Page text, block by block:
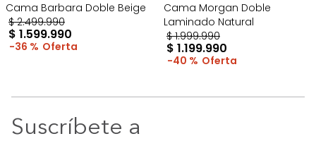
Cama Barbara Doble Beige
$ 2.499.990
$ 1.599.990
36 %
Cama Morgan Doble
Laminado Natural
$ 1.999.990
$ 1.199.990
40 %
Suscríbete a